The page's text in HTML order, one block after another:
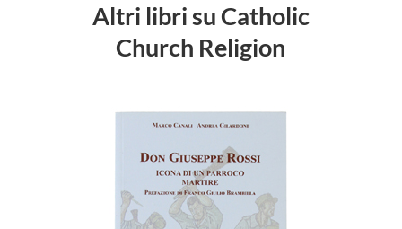
Altri libri su Catholic
Church Religion